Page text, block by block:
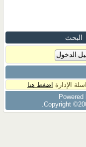
البحث
الإدارة اضغط هنا
Copyright